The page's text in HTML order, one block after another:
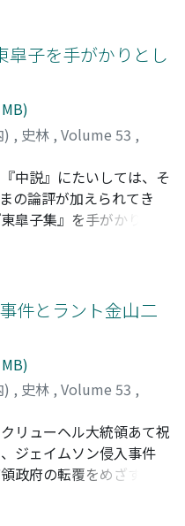
いう対応からの転換をせ
命を成功させたボルシュ
も>という両者の止揚者で
モデルによって社会主義
を批判し、十年来の議論
成功後のソヴィエト国家
の集産的経済実現のため
命をモデルに国家社会主
先取りとして唱え、その
右翼反動への転向者とし
主義の避けることのでき
づける必要があると思わ
皐子を手がかりとし
, 史林 , Volume 53 ,
シカワ, タダオ
中説』にたいしては、そ
の論評が加えられてき
皐子集』を手がかりとし
、また『中説』の真偽を
、唐初の名臣の多くが、
することである。しか
たちは、門人とはよべな
ったと推定される。『中
のあることを否定しえな
あらわされた王通像は、
のではなく、少なからぬ
考える。
件とラント金山二
, 史林 , Volume 53 ,
;イチカワ, ショウハチ
リューヘル大統領あて祝
ジェイムソン侵入事件
政府の転覆をめざす武装
陰謀事件である。この陰